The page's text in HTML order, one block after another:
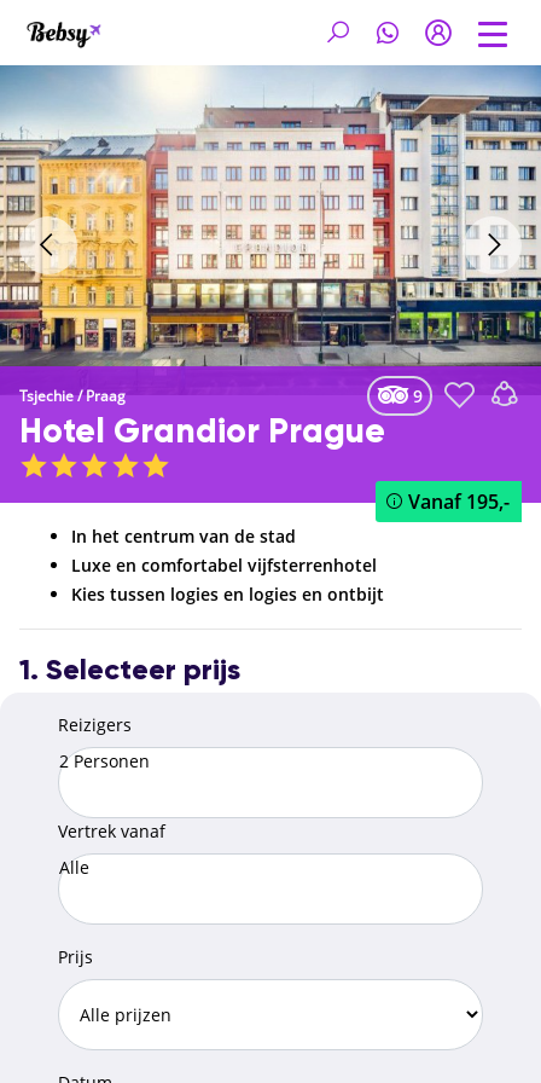
Tsjechie/Praag 9
Hotel Grandior Prague
Vanaf195,-
In het centrum van de stad
Luxe en comfortabel vijfsterrenhotel
Kies tussen logies en logies en ontbijt
1. Selecteer prijs
Reizigers
2 Personen
Vertrek vanaf
Alle
Prijs